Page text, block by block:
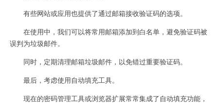
有些网站或应用也提供了通过邮箱接收验证码的选项。
在使用中，我们可以将常用邮箱添加到白名单，避免验证码被
误判为垃圾邮件。
同时，定期清理邮箱垃圾邮件，以免错过重要验证码。
最后，考虑使用自动填充工具。
现在的密码管理工具或浏览器扩展常常集成了自动填充功能，